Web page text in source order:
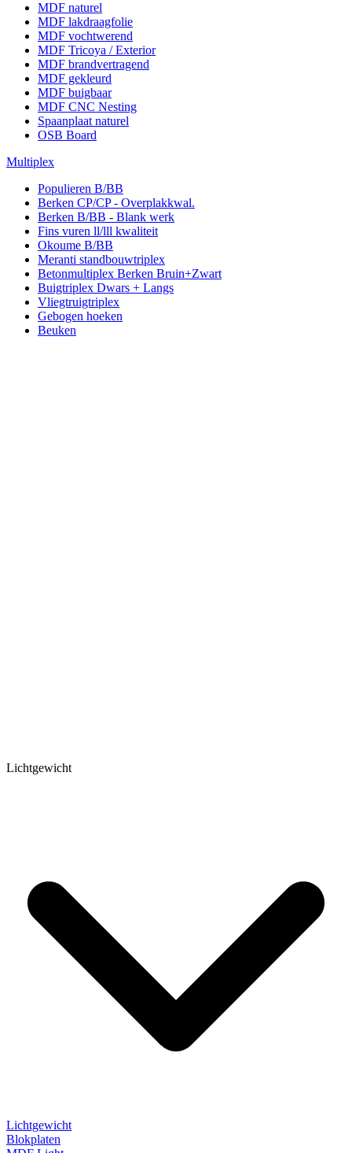
MDF naturel
MDF lakdraagfolie
MDF vochtwerend
MDF Tricoya / Exterior
MDF brandvertragend
MDF gekleurd
MDF buigbaar
MDF CNC Nesting
Spaanplaat naturel
OSB Board
Multiplex
Populieren B/BB
Berken CP/CP - Overplakkwal.
Berken B/BB - Blank werk
Fins vuren ll/lll kwaliteit
Okoume B/BB
Meranti standbouwtriplex
Betonmultiplex Berken Bruin+Zwart
Buigtriplex Dwars + Langs
Vliegtruigtriplex
Gebogen hoeken
Beuken
Lichtgewicht
Lichtgewicht
Blokplaten